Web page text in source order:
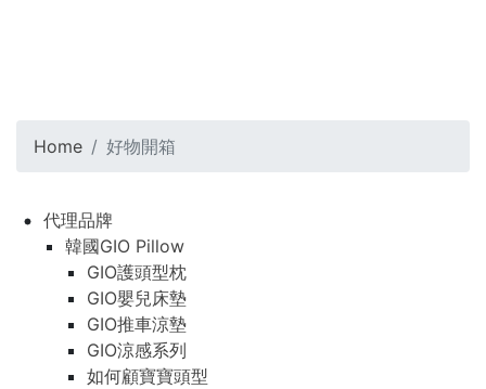
Home 好物開箱
代理品牌
韓國GIO Pillow
GIO護頭型枕
GIO嬰兒床墊
GIO推車涼墊
GIO涼感系列
如何顧寶寶頭型